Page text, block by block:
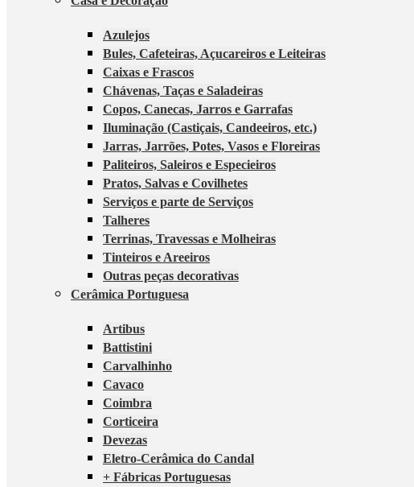
Azulejos
Bules, Cafeteiras, Açucareiros e Leiteiras
Caixas e Frascos
Chávenas, Taças e Saladeiras
Copos, Canecas, Jarros e Garrafas
Iluminação (Castiçais, Candeeiros, etc.)
Jarras, Jarrões, Potes, Vasos e Floreiras
Paliteiros, Saleiros e Especieiros
Pratos, Salvas e Covilhetes
Serviços e parte de Serviços
Talheres
Terrinas, Travessas e Molheiras
Tinteiros e Areeiros
Outras peças decorativas
Cerâmica Portuguesa
Artibus
Battistini
Carvalhinho
Cavaco
Coimbra
Corticeira
Devezas
Eletro-Cerâmica do Candal
+ Fábricas Portuguesas